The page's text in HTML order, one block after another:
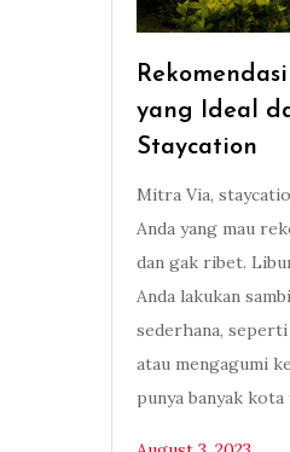
yang Ideal
Staycation
Mitra Via,
Anda yang mau
dan gak ribet.
Anda lakukan
sederhana,
atau mengagumi
punya banyak